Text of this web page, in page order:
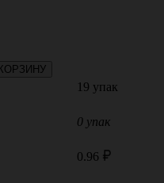
19 упак
0 упак
0.96